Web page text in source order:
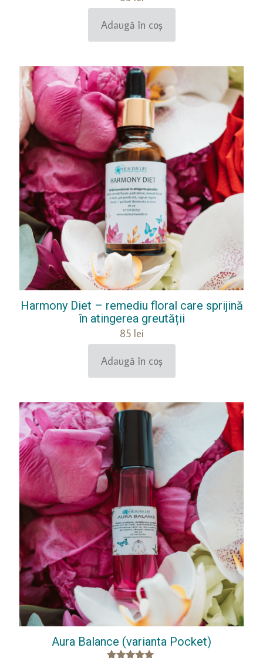
Adaugă în coș
Harmony Diet – remediu floral care sprijină
în atingerea greutății
85 lei
Adaugă în coș
Aura Balance (varianta Pocket)